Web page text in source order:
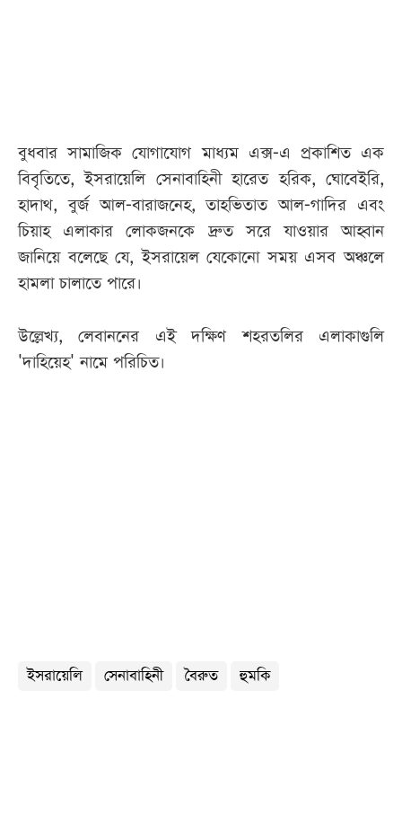
পেপার
বুধবার সামাজিক যোগাযোগ মাধ্যম এক্স-এ প্রকাশিত এক
বিবৃতিতে, ইসরায়েলি সেনাবাহিনী হারেত হরিক, ঘোবেইরি,
হাদাথ, বুর্জ আল-বারাজনেহ, তাহভিতাত আল-গাদির এবং
চিয়াহ এলাকার লোকজনকে দ্রুত সরে যাওয়ার আহ্বান
জানিয়ে বলেছে যে, ইসরায়েল যেকোনো সময় এসব অঞ্চলে
হামলা চালাতে পারে।
উল্লেখ্য, লেবাননের এই দক্ষিণ শহরতলির এলাকাগুলি
'দাহিয়েহ' নামে পরিচিত।
ইসরায়েলি সেনাবাহিনী বৈরুত হুমকি